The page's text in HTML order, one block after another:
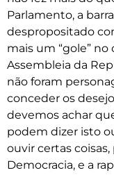
Parlamento, a
despropositado
mais um “gole” no
Assembleia da
não foram
conceder os
devemos achar
podem dizer isto
ouvir certas
Democracia, e a